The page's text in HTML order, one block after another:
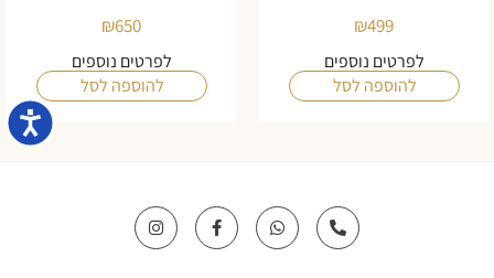
₪499
לפרטים נוספים
להוספה לסל
₪650
לפרטים נוספים
להוספה לסל
P
h
o
W
h
a
F
a
c
I
n
s